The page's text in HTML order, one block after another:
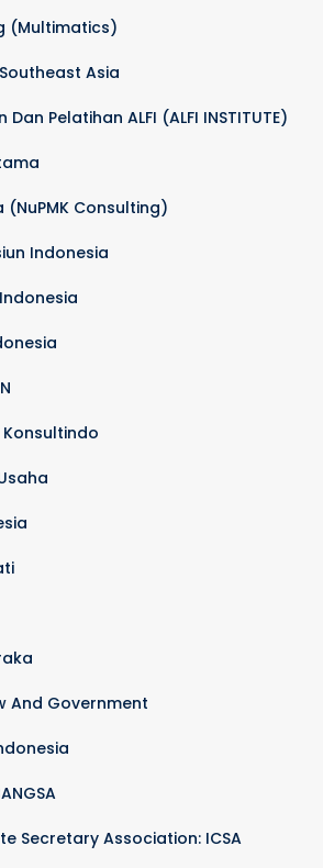
(Multimatics)
Asia
Pelatihan ALFI (ALFI INSTITUTE)
(NuPMK Consulting)
Indonesia
Konsultindo
And Government
Secretary Association: ICSA